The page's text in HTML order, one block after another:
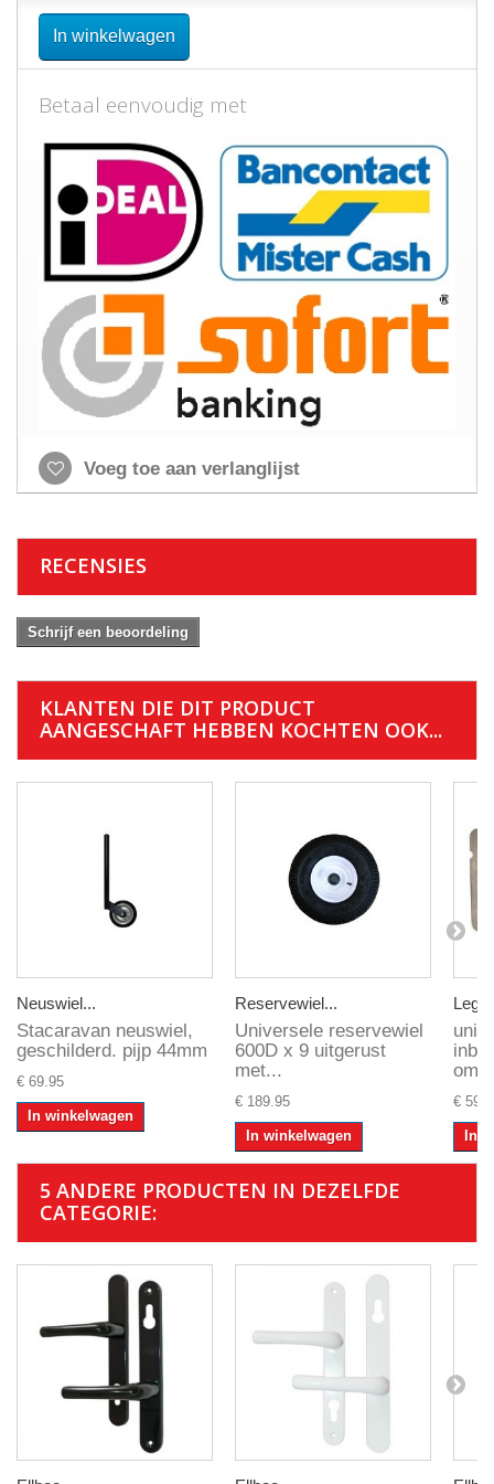
In winkelwagen
Betaal eenvoudig met
Voeg toe aan verlanglijst
RECENSIES
Schrijf een beoordeling
KLANTEN DIE DIT PRODUCT
AANGESCHAFT HEBBEN KOCHTEN OOK...
Neuswiel...
Stacaravan neuswiel,
geschilderd. pijp 44mm
€ 69.95
In winkelwagen
Reservewiel...
Universele reservewiel
600D x 9 uitgerust
met...
€ 189.95
In winkelwagen
€
In
5 ANDERE PRODUCTEN IN DEZELFDE
CATEGORIE: